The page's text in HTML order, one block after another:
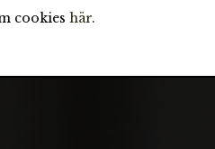
cookies här.